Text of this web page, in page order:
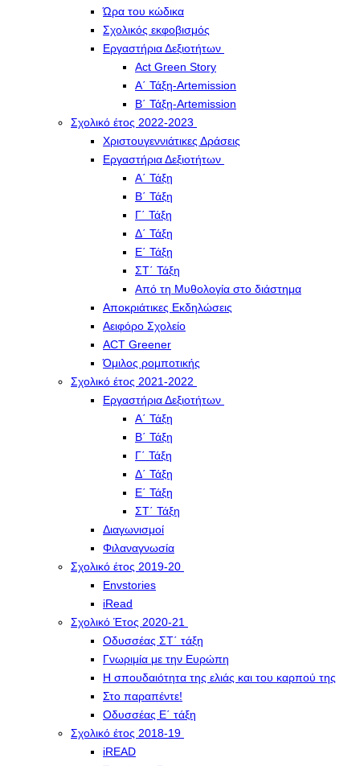
Ώρα του κώδικα
Σχολικός εκφοβισμός
Εργαστήρια Δεξιοτήτων
Act Green Story
Α΄ Τάξη-Artemission
Β΄ Τάξη-Artemission
Σχολικό έτος 2022-2023
Χριστουγεννιάτικες Δράσεις
Εργαστήρια Δεξιοτήτων
Α΄ Τάξη
Β΄ Τάξη
Γ΄ Τάξη
Δ΄ Τάξη
Ε΄ Τάξη
ΣΤ΄ Τάξη
Από τη Μυθολογία στο διάστημα
Αποκριάτικες Εκδηλώσεις
Αειφόρο Σχολείο
ACT Greener
Όμιλος ρομποτικής
Σχολικό έτος 2021-2022
Εργαστήρια Δεξιοτήτων
Α΄ Τάξη
Β΄ Τάξη
Γ΄ Τάξη
Δ΄ Τάξη
Ε΄ Τάξη
ΣΤ΄ Τάξη
Διαγωνισμοί
Φιλαναγνωσία
Σχολικό έτος 2019-20
Envstories
iRead
Σχολικό Έτος 2020-21
Οδυσσέας ΣΤ΄ τάξη
Γνωριμία με την Ευρώπη
Η σπουδαιότητα της ελιάς και του καρπού της
Στο παραπέντε!
Οδυσσέας Ε΄ τάξη
Σχολικό έτος 2018-19
iREAD